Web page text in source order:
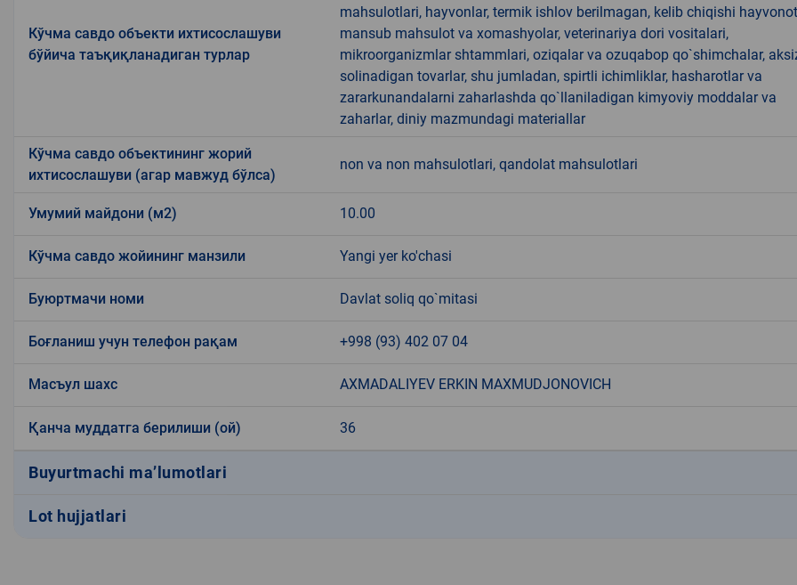
Кўчма савдо объекти ихтисослашуви
бўйича таъқиқланадиган турлар
mahsulotlari, hayvonlar, termik ishlov berilmagan, kelib chiqishi
mansub mahsulot va xomashyolar, veterinariya dori vositalari,
mikroorganizmlar shtammlari, oziqalar va ozuqabop qo`shimchalar,
solinadigan tovarlar, shu jumladan, spirtli ichimliklar, hasharotlar va
zararkunandalarni zaharlashda qo`llaniladigan kimyoviy moddalar va
zaharlar, diniy mazmundagi materiallar
Кўчма савдо объектининг жорий
ихтисослашуви (агар мавжуд бўлса)
non va non mahsulotlari, qandolat mahsulotlari
Умумий майдони (м2) 10.00
Кўчма савдо жойининг манзили Yangi yer ko'chasi
Буюртмачи номи Davlat soliq qo`mitasi
Боғланиш учун телефон рақам +998 (93) 402 07 04
Масъул шахс AXMADALIYEV ERKIN MAXMUDJONOVICH
Қанча муддатга берилиши (ой) 36
Buyurtmachi ma’lumotlari
Lot hujjatlari